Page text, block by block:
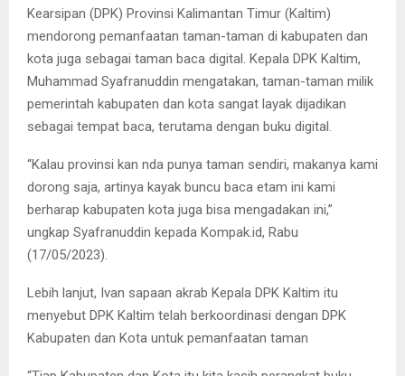
Kearsipan (DPK) Provinsi Kalimantan Timur (Kaltim)
mendorong pemanfaatan taman-taman di kabupaten dan
kota juga sebagai taman baca digital. Kepala DPK Kaltim,
Muhammad Syafranuddin mengatakan, taman-taman milik
pemerintah kabupaten dan kota sangat layak dijadikan
sebagai tempat baca, terutama dengan buku digital.
“Kalau provinsi kan nda punya taman sendiri, makanya kami
dorong saja, artinya kayak buncu baca etam ini kami
berharap kabupaten kota juga bisa mengadakan ini,”
ungkap Syafranuddin kepada Kompak.id, Rabu
(17/05/2023).
Lebih lanjut, Ivan sapaan akrab Kepala DPK Kaltim itu
menyebut DPK Kaltim telah berkoordinasi dengan DPK
Kabupaten dan Kota untuk pemanfaatan taman